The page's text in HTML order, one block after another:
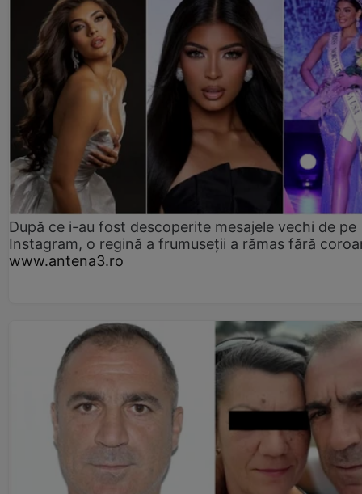
După ce i-au fost descoperite mesajele vechi de pe
Instagram, o regină a frumuseții a rămas fără
www.antena3.ro